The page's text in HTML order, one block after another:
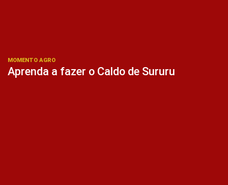
MOMENTO AGRO
Aprenda a fazer o Caldo de Sururu